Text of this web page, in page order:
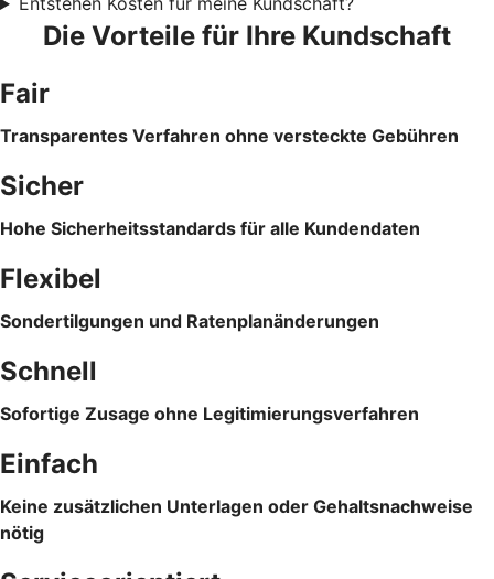
Die Vorteile für Ihre Kundschaft
Fair
Transparentes Verfahren ohne versteckte Gebühren
Sicher
Hohe Sicherheitsstandards für alle Kundendaten
Flexibel
Sondertilgungen und Ratenplanänderungen
Schnell
Sofortige Zusage ohne Legitimierungsverfahren
Einfach
Keine zusätzlichen Unterlagen oder Gehaltsnachweise
nötig